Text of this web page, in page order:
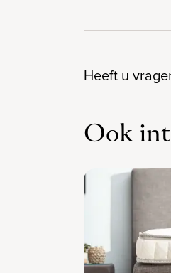
Heeft u
Ook